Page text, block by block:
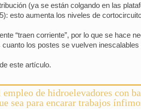
(ya se están colgando en las
esto aumenta los niveles de
“traen corriente”, por lo que se hace
los postes se vuelven
este artículo.
empleo de hidroelevadores con
sea para encarar trabajos